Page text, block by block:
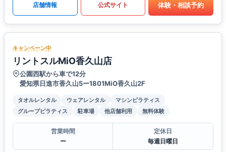
店舗情報 公式サイト 体験・相談予約
キャンペーン中
リントスルMiO香久山店
公園西駅から車で12分
愛知県日進市香久山5ー1801MiO香久山2F
タオルレンタル ウェアレンタル
マシンピラティス
グループピラティス
駐車場 他店舗利用 無料体験
営業時間
ー
定休日
毎週日曜日